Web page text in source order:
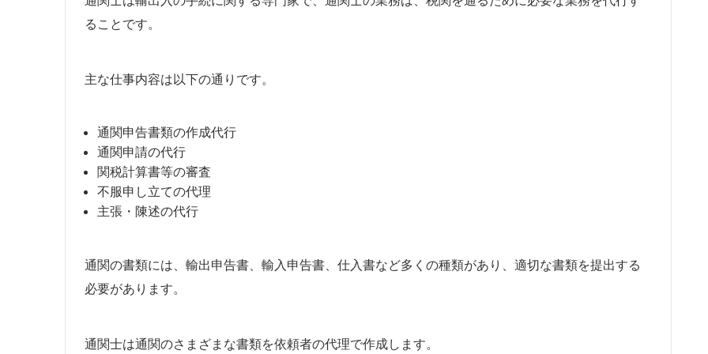
ることです。
主な仕事内容は以下の通りです。
通関申告書類の作成代行
通関申請の代行
関税計算書等の審査
不服申し立ての代理
主張・陳述の代行
通関の書類には、輸出申告書、輸入申告書、仕入書など多くの種類があり、適切な書類を提出する
必要があります。
通関士は通関のさまざまな書類を依頼者の代理で作成します。